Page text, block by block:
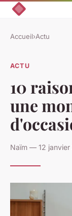
Accueil›Actu
ACTU
10
une
Naïm — 12